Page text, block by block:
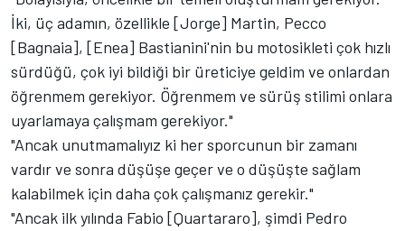
İki, üç adamın, özellikle [Jorge] Martin, Pecco
[Bagnaia], [Enea] Bastianini'nin bu motosikleti çok hızlı
sürdüğü, çok iyi bildiği bir üreticiye geldim ve onlardan
öğrenmem gerekiyor. Öğrenmem ve sürüş stilimi onlara
uyarlamaya çalışmam gerekiyor."
"Ancak unutmamalıyız ki her sporcunun bir zamanı
vardır ve sonra düşüşe geçer ve o düşüşte sağlam
kalabilmek için daha çok çalışmanız gerekir."
"Ancak ilk yılında Fabio [Quartararo], şimdi Pedro